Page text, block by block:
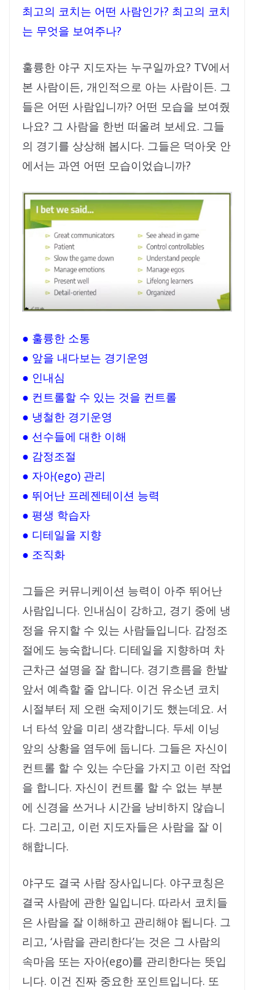
최고의 코치는 어떤 사람인가? 최고의 코치
는 무엇을 보여주나?
훌륭한 야구 지도자는 누구일까요? TV에서
본 사람이든, 개인적으로 아는 사람이든. 그
들은 어떤 사람입니까? 어떤 모습을 보여줬
나요? 그 사람을 한번 떠올려 보세요. 그들
의 경기를 상상해 봅시다. 그들은 덕아웃 안
에서는 과연 어떤 모습이었습니까?
● 훌륭한 소통
● 앞을 내다보는 경기운영
● 인내심
● 컨트롤할 수 있는 것을 컨트롤
● 냉철한 경기운영
● 선수들에 대한 이해
● 감정조절
● 자아(ego) 관리
● 뛰어난 프레젠테이션 능력
● 평생 학습자
● 디테일을 지향
● 조직화
그들은 커뮤니케이션 능력이 아주 뛰어난
사람입니다. 인내심이 강하고, 경기 중에 냉
정을 유지할 수 있는 사람들입니다. 감정조
절에도 능숙합니다. 디테일을 지향하며 차
근차근 설명을 잘 합니다. 경기흐름을 한발
앞서 예측할 줄 압니다. 이건 유소년 코치
시절부터 제 오랜 숙제이기도 했는데요. 서
너 타석 앞을 미리 생각합니다. 두세 이닝
앞의 상황을 염두에 둡니다. 그들은 자신이
컨트롤 할 수 있는 수단을 가지고 이런 작업
을 합니다. 자신이 컨트롤 할 수 없는 부분
에 신경을 쓰거나 시간을 낭비하지 않습니
다. 그리고, 이런 지도자들은 사람을 잘 이
해합니다.
야구도 결국 사람 장사입니다. 야구코칭은
결국 사람에 관한 일입니다. 따라서 코치들
은 사람을 잘 이해하고 관리해야 됩니다. 그
리고, ‘사람을 관리한다’는 것은 그 사람의
속마음 또는 자아(ego)를 관리한다는 뜻입
니다. 이건 진짜 중요한 포인트입니다. 또